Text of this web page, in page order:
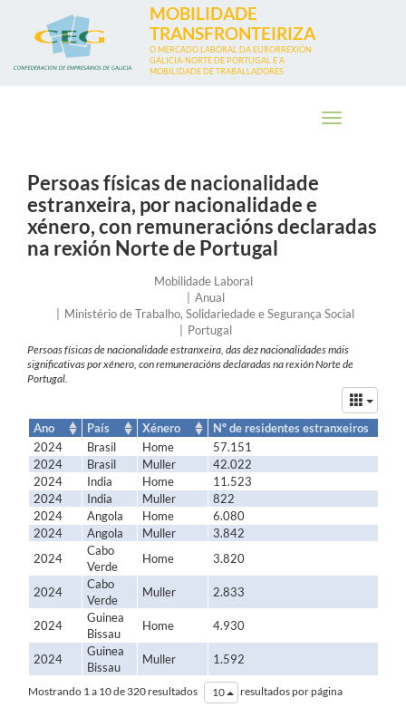
contido
principal
MOBILIDADE
TRANSFRONTEIRIZA
O MERCADO LABORAL DA EURORREXIÓN
GALICIA-NORTE DE PORTUGAL E A
MOBILIDADE DE TRABALLADORES
Toggle
Persoas físicas de nacionalidade
estranxeira, por nacionalidade e
xénero, con remuneracións declaradas
na rexión Norte de Portugal
Mobilidade Laboral
Anual
EntidadeMinistério de Trabalho, Solidariedade e Segurança Social
no
que
se
datos
Portugal
Persoas físicas de nacionalidade estranxeira, das dez nacionalidades máis
significativas por xénero, con remuneracións declaradas na rexión Norte de
Portugal.
Ano País Xénero
Nº de residentes estranxeiros
2024
Brasil Home
57.151
2024
Brasil Muller
42.022
2024
India Home
11.523
2024
India Muller
822
2024
Angola Home
6.080
2024
Angola Muller
3.842
2024
Cabo
Verde
Home 3.820
2024
Cabo
Verde
Muller 2.833
2024
Guinea
Bissau
Home 4.930
2024
Guinea
Bissau
Muller 1.592
Mostrando 1 a 10 de 320 resultados 10 resultados por página